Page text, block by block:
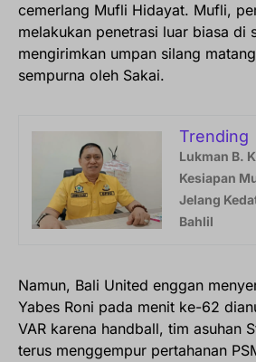
cemerlang Mufli Hidayat. Mufli,
melakukan penetrasi luar biasa di
mengirimkan umpan silang
sempurna oleh Sakai.
Trending
Lukman B.
Kesiapan
Jelang
Bahlil
Namun, Bali United enggan
Yabes Roni pada menit ke-62
VAR karena handball, tim asuhan
terus menggempur pertahanan